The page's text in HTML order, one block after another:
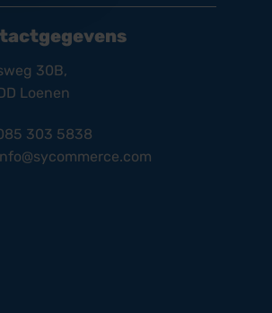
30B,
Loenen
303 5838